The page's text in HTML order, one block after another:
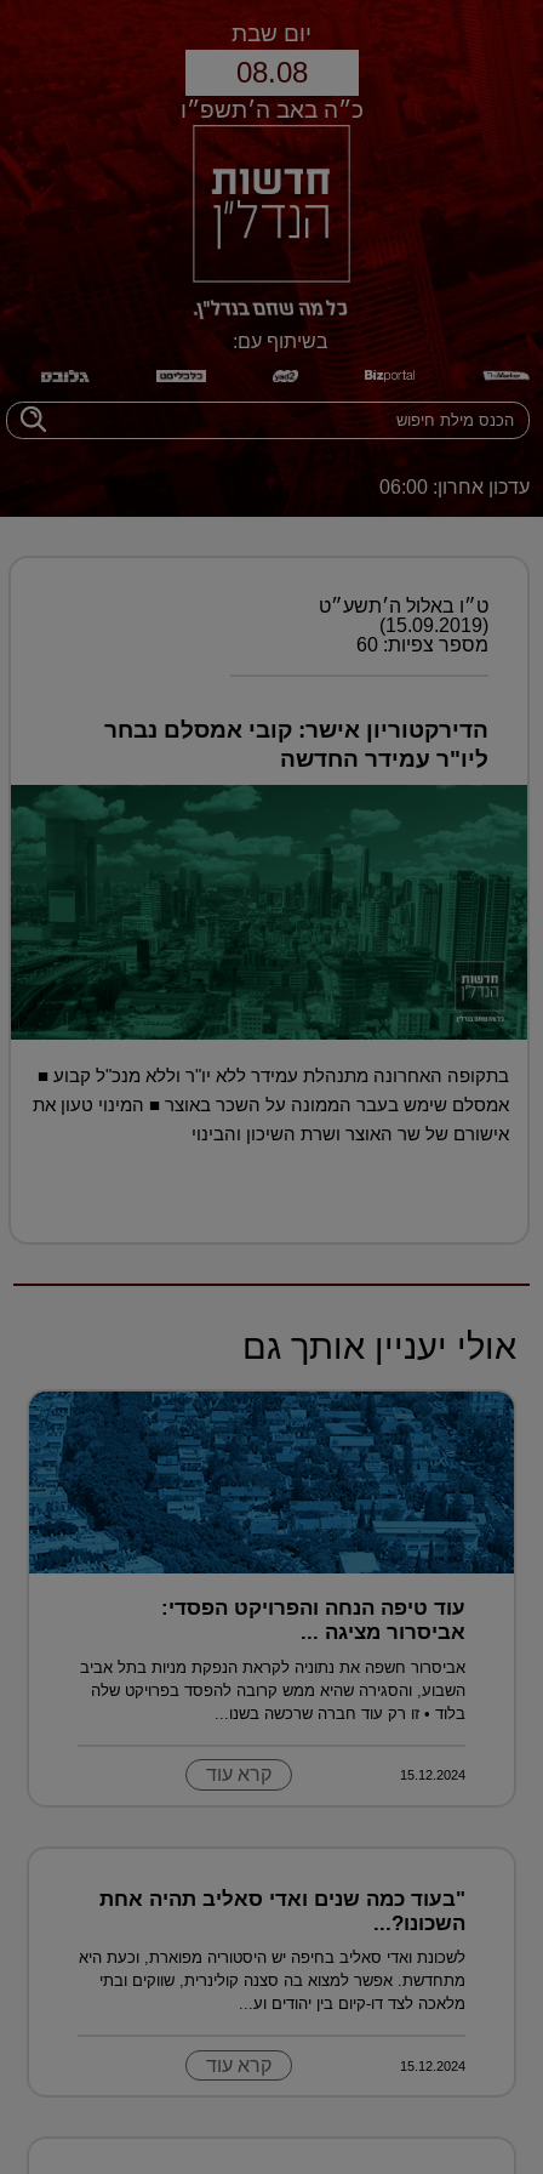
יום שבת
08.08
כ״ה באב ה׳תשפ״ו
בשיתוף עם:
עדכון אחרון: 06:00
ט״ו באלול ה׳תשע״ט
(15.09.2019)
מספר צפיות: 60
הדירקטוריון אישר: קובי אמסלם נבחר
ליו"ר עמידר החדשה
בתקופה האחרונה מתנהלת עמידר ללא יו"ר וללא מנכ"ל קבוע ■
אמסלם שימש בעבר הממונה על השכר באוצר ■ המינוי טעון את
אישורם של שר האוצר ושרת השיכון והבינוי
אולי יעניין אותך גם
עוד טיפה הנחה והפרויקט הפסדי:
אביסרור מציגה ...
אביסרור חשפה את נתוניה לקראת הנפקת מניות בתל אביב
השבוע, והסגירה שהיא ממש קרובה להפסד בפרויקט שלה
בלוד • זו רק עוד חברה שרכשה בשנו...
15.12.2024 קרא עוד
"בעוד כמה שנים ואדי סאליב תהיה אחת
השכונו?...
לשכונת ואדי סאליב בחיפה יש היסטוריה מפוארת, וכעת היא
מתחדשת. אפשר למצוא בה סצנה קולינרית, שווקים ובתי
מלאכה לצד דו-קיום בין יהודים וע...
15.12.2024 קרא עוד